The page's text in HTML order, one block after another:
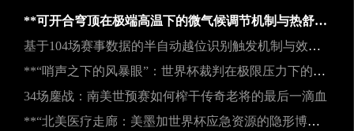
**可开合穹顶在极端高温下的微气候调节机制与热舒适性效能评估——以SoFi Stadium为例**
基于104场赛事数据的半自动越位识别触发机制与效能实证研究
**“哨声之下的风暴眼”：世界杯裁判在极限压力下的神经与生理共振解析**
34场鏖战：南美世预赛如何榨干传奇老将的最后一滴血
**“北美医疗走廊：美墨加世界杯应急资源的隐形博弈”**